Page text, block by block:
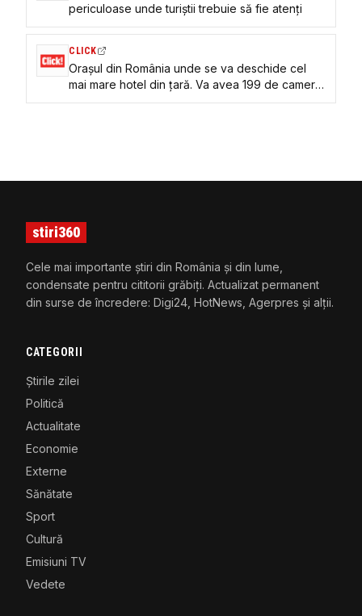
periculoase unde turiștii trebuie să fie atenți
CLICK
Orașul din România unde se va deschide cel
mai mare hotel din țară. Va avea 199 de camere
și piscină la etajul 22. Când vor fi finalizate
stiri360
Cele mai importante știri din România și din lume,
condensate pentru cititorii grăbiți. Actualizat permanent
din surse de încredere: Digi24, HotNews, Agerpres și alții.
CATEGORII
Știrile zilei
Politică
Actualitate
Economie
Externe
Sănătate
Sport
Cultură
Emisiuni TV
Vedete